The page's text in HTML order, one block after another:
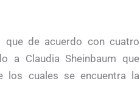
que de acuerdo con cuatro
a Claudia Sheinbaum que
los cuales se encuentra la